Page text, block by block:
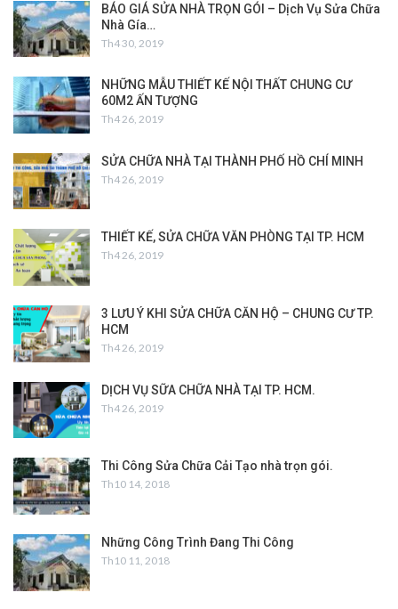
BÁO GIÁ SỬA NHÀ TRỌN GÓI – Dịch Vụ Sửa Chữa
Nhà Gía…
Th4 30, 2019
NHỮNG MẪU THIẾT KẾ NỘI THẤT CHUNG CƯ
60M2 ẤN TƯỢNG
Th4 26, 2019
SỬA CHỮA NHÀ TẠI THÀNH PHỐ HỒ CHÍ MINH
Th4 26, 2019
THIẾT KẾ, SỬA CHỮA VĂN PHÒNG TẠI TP. HCM
Th4 26, 2019
3 LƯU Ý KHI SỬA CHỮA CĂN HỘ – CHUNG CƯ TP.
HCM
Th4 26, 2019
DỊCH VỤ SỮA CHỮA NHÀ TẠI TP. HCM.
Th4 26, 2019
Thi Công Sửa Chữa Cải Tạo nhà trọn gói.
Th10 14, 2018
Những Công Trình Đang Thi Công
Th10 11, 2018